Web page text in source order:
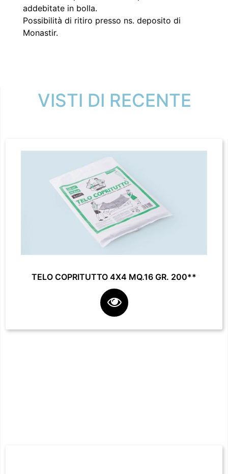
addebitate in bolla.
Possibilità di ritiro presso ns. deposito di
Monastir.
VISTI DI RECENTE
TELO COPRITUTTO 4X4 MQ.16 GR. 200**